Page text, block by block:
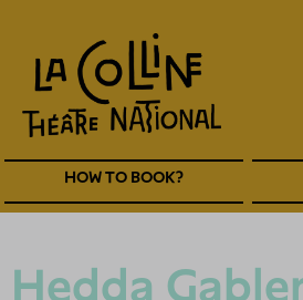
main
content
entête
HOW TO BOOK?
navigation
EN
Hedda